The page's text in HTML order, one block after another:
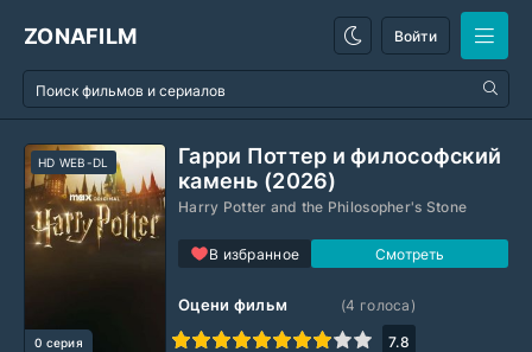
ZONAFILM Войти
Гарри Поттер и философский
камень (2026)
Harry Potter and the Philosopher's Stone
В избранное
HD WEB-DL
0 серия
Оцени фильм
1
2 7 8 9 10
(4 голоса)
7.8